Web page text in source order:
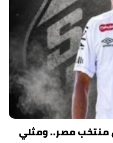
منتخب مصر.. ومثلي